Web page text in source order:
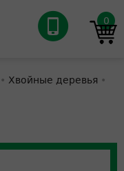
0
• Хвойные деревья •